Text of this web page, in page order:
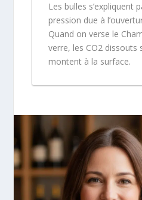
Les bulles s’expliquent
pression due à
Quand on verse le
verre, les CO2 dissouts
montent à la surface.